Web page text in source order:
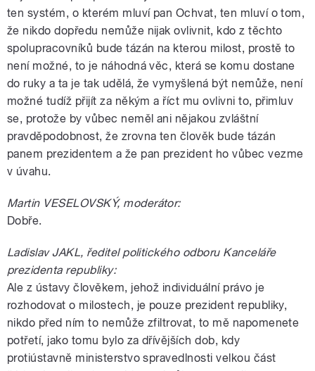
ten systém, o kterém mluví pan Ochvat, ten mluví o tom,
že nikdo dopředu nemůže nijak ovlivnit, kdo z těchto
spolupracovníků bude tázán na kterou milost, prostě to
není možné, to je náhodná věc, která se komu dostane
do ruky a ta je tak udělá, že vymyšlená být nemůže, není
možné tudíž přijít za někým a říct mu ovlivni to, přimluv
se, protože by vůbec neměl ani nějakou zvláštní
pravděpodobnost, že zrovna ten člověk bude tázán
panem prezidentem a že pan prezident ho vůbec vezme
v úvahu.
Martin VESELOVSKÝ, moderátor:
Dobře.
Ladislav JAKL, ředitel politického odboru Kanceláře
prezidenta republiky:
Ale z ústavy člověkem, jehož individuální právo je
rozhodovat o milostech, je pouze prezident republiky,
nikdo před ním to nemůže zfiltrovat, to mě napomenete
potřetí, jako tomu bylo za dřívějších dob, kdy
protiústavně ministerstvo spravedlnosti velkou část